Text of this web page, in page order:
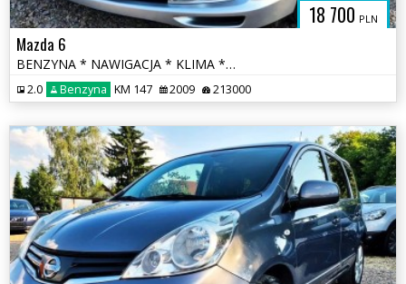
18 700 PLN
Mazda 6
BENZYNA * NAWIGACJA * KLIMA * super * okazja * polecamy
2.0 Benzyna KM 147 2009 213000